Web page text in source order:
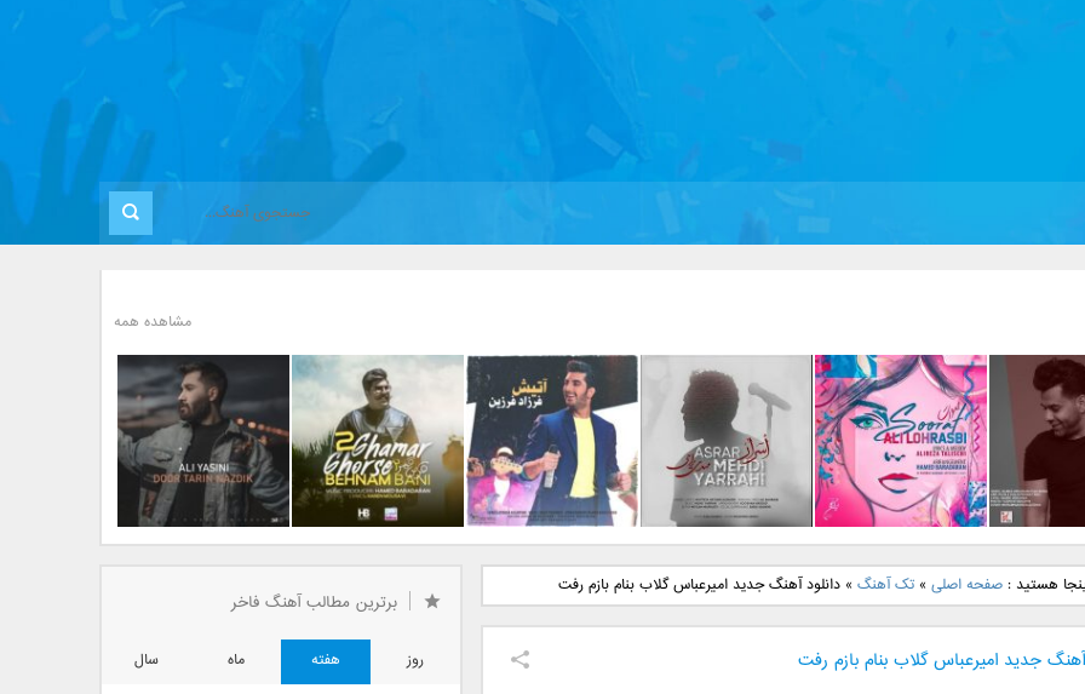
مشاهده همه
جدید رضا
نگار
دانلود آهنگ جدید علی
لهراسبی بنام صورت
دانلود آهنگ جدید مهدی
یراحی بنام اسرار
دانلود آهنگ جدید فرزاد
فرزین بنام آتیش
بانی بنام قرص قمر 2
یاسینی بنام دورترین نزدیک
هستید :صفحه اصلی »تک آهنگ »دانلود آهنگ جدید امیرعباس گلاب بنام بازم رفت
آهنگ جدید امیرعباس گلاب بنام بازم رفت
برترین مطالب آهنگ فاخر
روز هفته ماه
سال